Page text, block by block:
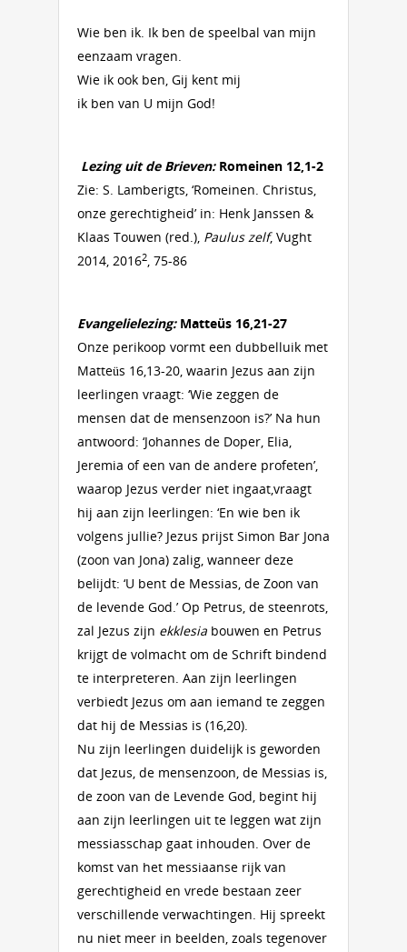
Wie ben ik. Ik ben de speelbal van mijn
eenzaam vragen.
Wie ik ook ben, Gij kent mij
ik ben van U mijn God!
Lezing uit de Brieven:Romeinen 12,1-2
Zie: S. Lamberigts, ‘Romeinen. Christus,
onze gerechtigheid’ in: Henk Janssen &
Klaas Touwen (red.), Paulus zelf, Vught
2014, 20162, 75-86
Evangelielezing:Matteüs 16,21-27
Onze perikoop vormt een dubbelluik met
Matteüs 16,13-20, waarin Jezus aan zijn
leerlingen vraagt: ‘Wie zeggen de
mensen dat de mensenzoon is?’ Na hun
antwoord: ‘Johannes de Doper, Elia,
Jeremia of een van de andere profeten’,
waarop Jezus verder niet ingaat,vraagt
hij aan zijn leerlingen: ‘En wie ben ik
volgens jullie? Jezus prijst Simon Bar Jona
(zoon van Jona) zalig, wanneer deze
belijdt: ‘U bent de Messias, de Zoon van
de levende God.’ Op Petrus, de steenrots,
zal Jezus zijn ekklesia bouwen en Petrus
krijgt de volmacht om de Schrift bindend
te interpreteren. Aan zijn leerlingen
verbiedt Jezus om aan iemand te zeggen
dat hij de Messias is (16,20).
Nu zijn leerlingen duidelijk is geworden
dat Jezus, de mensenzoon, de Messias is,
de zoon van de Levende God, begint hij
aan zijn leerlingen uit te leggen wat zijn
messiasschap gaat inhouden. Over de
komst van het messiaanse rijk van
gerechtigheid en vrede bestaan zeer
verschillende verwachtingen. Hij spreekt
nu niet meer in beelden, zoals tegenover